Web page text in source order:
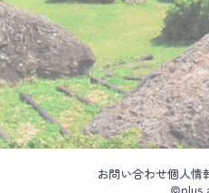
お問い合わせ個人情